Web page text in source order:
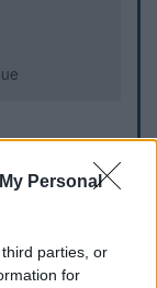
Personal
parties, or
for
autour du